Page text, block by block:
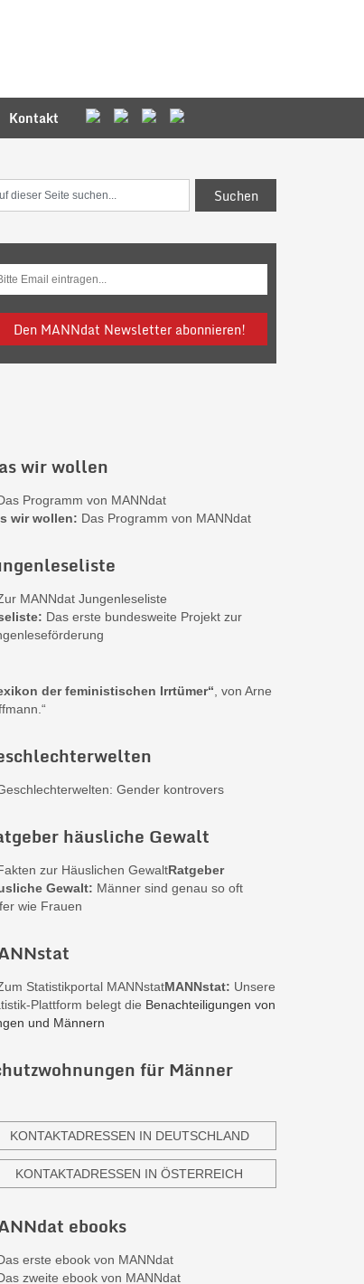
Kontakt
wir wollen
wir wollen: Das Programm von MANNdat
Das erste bundesweite Projekt zur
der feministischen Irrtümer“ , von Arne
häusliche Gewalt
Ratgeber
Gewalt: Männer sind genau so oft
wie Frauen
MANNstat: Unsere
Plattform belegt die Benachteiligungen von
und Männern
für Männer
KONTAKTADRESSEN IN DEUTSCHLAND
KONTAKTADRESSEN IN ÖSTERREICH
ebooks